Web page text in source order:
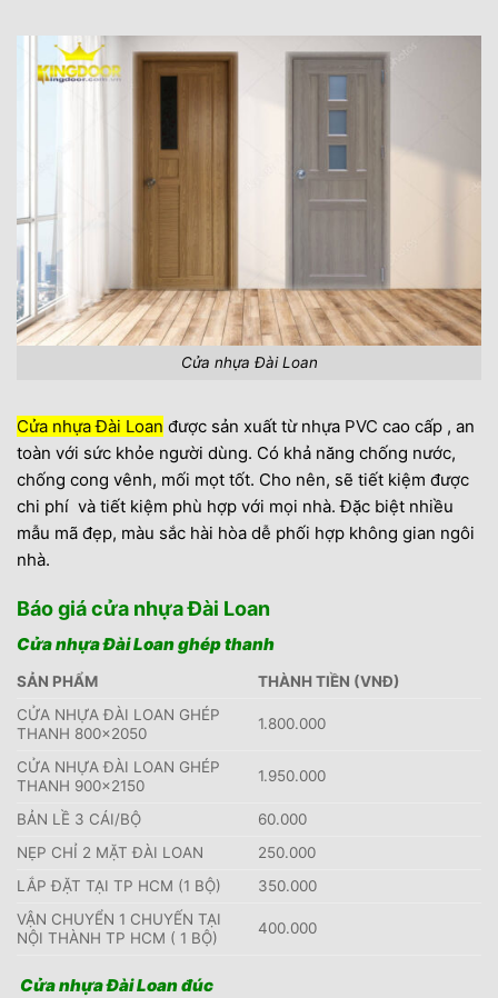
Cửa nhựa Đài Loan
Cửa nhựa Đài Loan được sản xuất từ nhựa PVC cao cấp , an
toàn với sức khỏe người dùng. Có khả năng chống nước,
chống cong vênh, mối mọt tốt. Cho nên, sẽ tiết kiệm được
chi phí và tiết kiệm phù hợp với mọi nhà. Đặc biệt nhiều
mẫu mã đẹp, màu sắc hài hòa dễ phối hợp không gian ngôi
nhà.
Báo giá cửa nhựa Đài Loan
Cửa nhựa Đài Loan ghép thanh
SẢN PHẨM
THÀNH TIỀN (VNĐ)
CỬA NHỰA ĐÀI LOAN GHÉP
THANH 800×2050
1.800.000
CỬA NHỰA ĐÀI LOAN GHÉP
THANH 900×2150
1.950.000
BẢN LỀ 3 CÁI/BỘ
60.000
NẸP CHỈ 2 MẶT ĐÀI LOAN
250.000
LẮP ĐẶT TẠI TP HCM (1 BỘ)
350.000
VẬN CHUYỂN 1 CHUYẾN TẠI
NỘI THÀNH TP HCM ( 1 BỘ)
400.000
Cửa nhựa Đài Loan đúc